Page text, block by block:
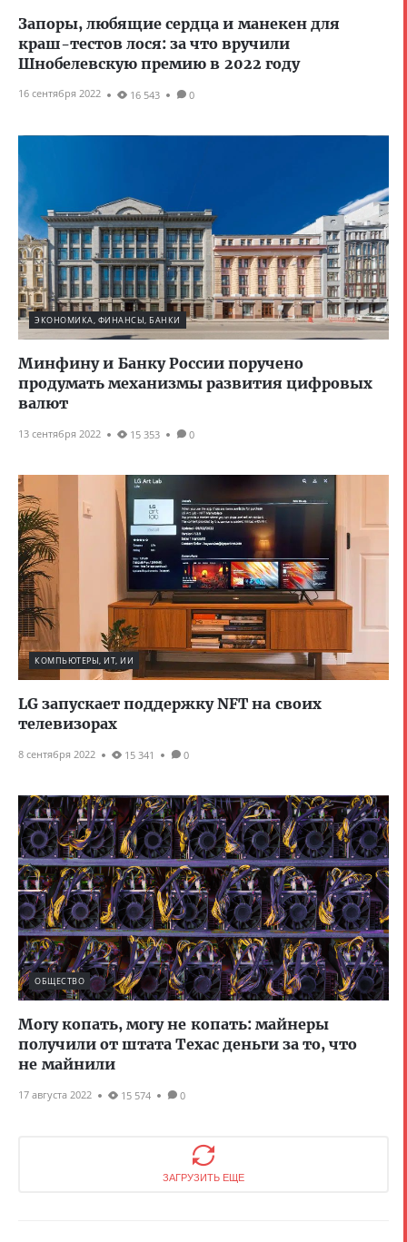
Запоры, любящие сердца и манекен для
краш-тестов лося: за что вручили
Шнобелевскую премию в 2022 году
16 сентября 2022 16 543 0
ЭКОНОМИКА, ФИНАНСЫ, БАНКИ
Минфину и Банку России поручено
продумать механизмы развития цифровых
валют
13 сентября 2022 15 353 0
КОМПЬЮТЕРЫ, ИТ, ИИ
LG запускает поддержку NFT на своих
телевизорах
8 сентября 2022 15 341 0
ОБЩЕСТВО
Могу копать, могу не копать: майнеры
получили от штата Техас деньги за то, что
не майнили
17 августа 2022 15 574 0
ЗАГРУЗИТЬ ЕЩЕ